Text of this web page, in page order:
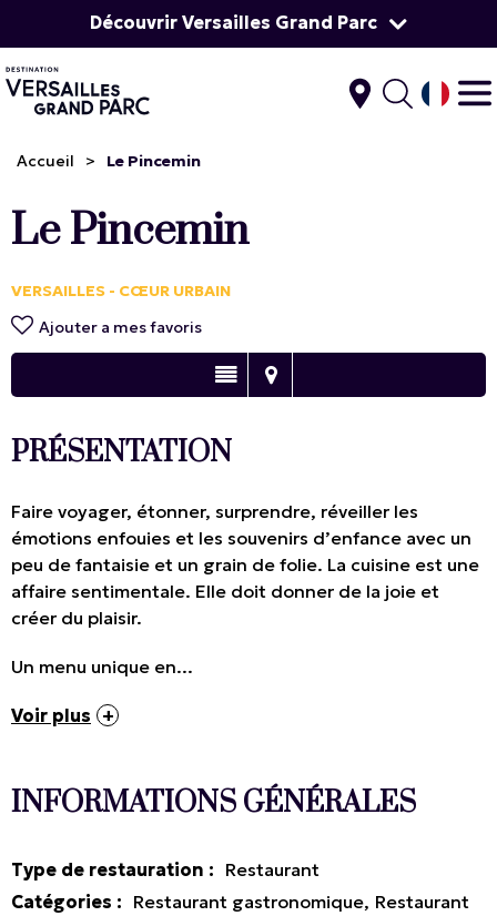
Découvrir Versailles Grand Parc
Accueil > Le Pincemin
Le Pincemin
VERSAILLES - CŒUR URBAIN
Ajouter a mes favoris
PRÉSENTATION
Faire voyager, étonner, surprendre, réveiller les
émotions enfouies et les souvenirs d’enfance avec un
peu de fantaisie et un grain de folie. La cuisine est une
affaire sentimentale. Elle doit donner de la joie et
créer du plaisir.
Un menu unique en...
Voir plus
INFORMATIONS GÉNÉRALES
Type de restauration : Restaurant
Catégories : Restaurant gastronomique Restaurant